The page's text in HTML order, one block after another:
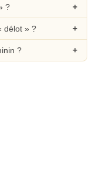
?
délot » ?
?